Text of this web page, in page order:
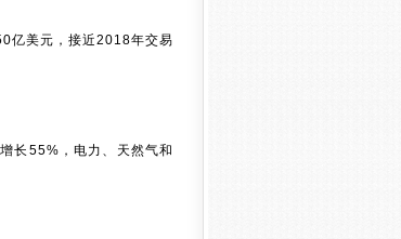
亿美元，接近2018年交易
长55%，电力、天然气和